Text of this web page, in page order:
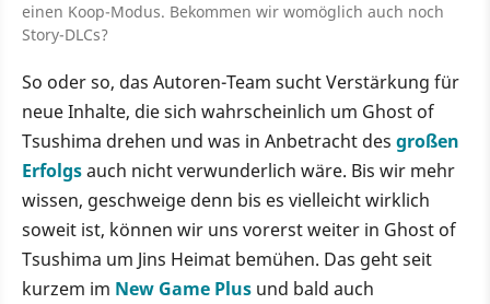
einen Koop-Modus. Bekommen wir womöglich auch noch
Story-DLCs?
So oder so, das Autoren-Team sucht Verstärkung für
neue Inhalte, die sich wahrscheinlich um Ghost of
Tsushima drehen und was in Anbetracht des großen
Erfolgsauch nicht verwunderlich wäre. Bis wir mehr
wissen, geschweige denn bis es vielleicht wirklich
soweit ist, können wir uns vorerst weiter in Ghost of
Tsushima um Jins Heimat bemühen. Das geht seit
kurzem im New Game Plus und bald auch